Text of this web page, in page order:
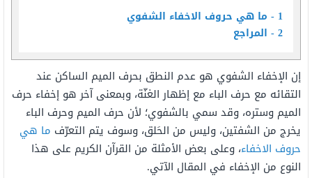
1
ما هي حروف الاخفاء الشفوي
2 المراجع
إن الإخفاء الشفوي هو عدم النطق بحرف الميم الساكن عند
التقائه مع حرف الباء مع إظهار الغنّة، وبمعنى آخر هو إخفاء حرف
الميم وستره، وقد سمي بالشفوي؛ لأن حرف الميم وحرف الباء
يخرج من الشفتين، وليس من الحَلق، وسوف يتم التعرّف ما هي
حروف الاخفاء، وعلى بعض الأمثلة من القرآن الكريم على هذا
النوع من الإخفاء في المقال الآتي.